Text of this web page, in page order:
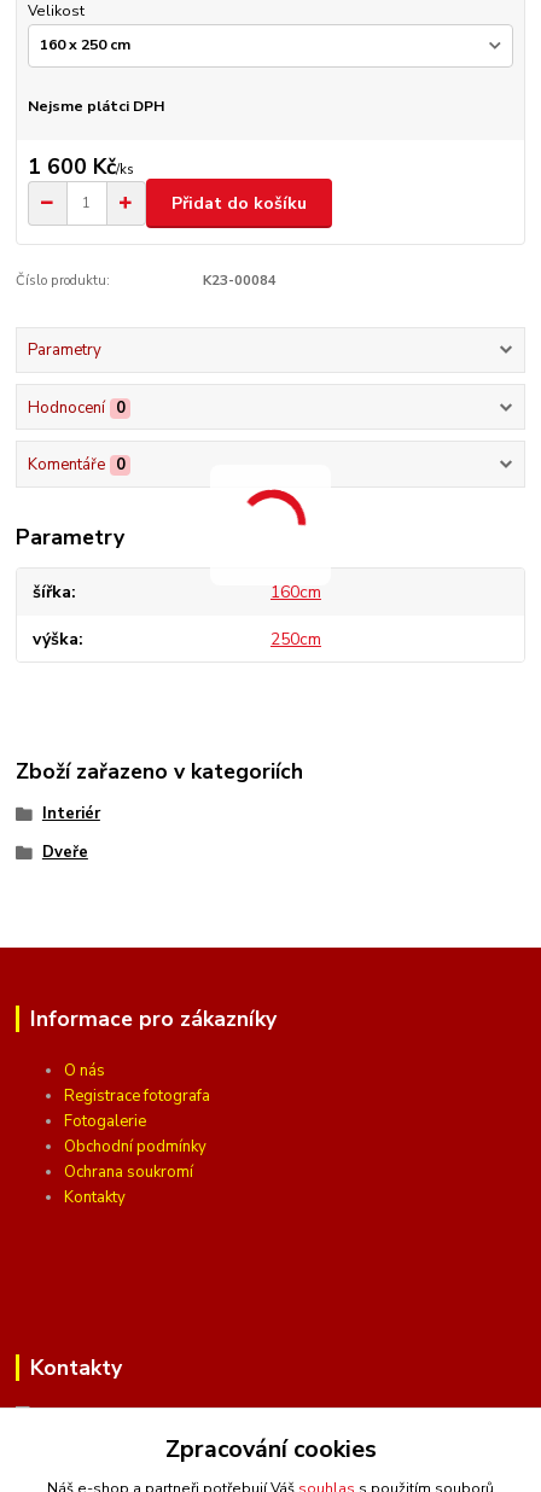
Velikost
Nejsme plátci DPH
1 600 Kč/ks
Přidat do košíku
Číslo produktu: K23-00084
Parametry
Hodnocení 0
Komentáře 0
Parametry
šířka 160cm
výška 250cm
Zboží zařazeno v kategoriích
Interiér
Dveře
Informace pro zákazníky
O nás
Registrace fotografa
Fotogalerie
Obchodní podmínky
Ochrana soukromí
Kontakty
Kontakty
(Po-Pá, 10 - 16 hod.)
Zpracování cookies